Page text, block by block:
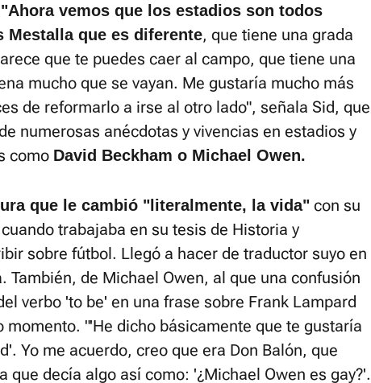
"Ahora vemos que los estadios son todos
Mestalla que es diferente, que tiene una grada
que te puedes caer al campo, que tiene una
mucho que se vayan. Me gustaría mucho más
de reformarlo a irse al otro lado", señala Sid, que
numerosas anécdotas y vivencias en estadios y
como David Beckham o Michael Owen.
que le cambió "literalmente, la vida" con su
trabajaba en su tesis de Historia y
sobre fútbol. Llegó a hacer de traductor suyo en
También, de Michael Owen, al que una confusión
verbo 'to be' en una frase sobre Frank Lampard
momento. "'He dicho básicamente que te gustaría
Yo me acuerdo, creo que era Don Balón, que
que decía algo así como: '¿Michael Owen es gay?'.